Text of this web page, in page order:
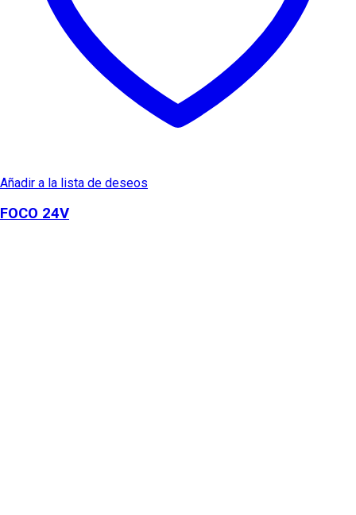
Añadir a la lista de deseos
FOCO 24V